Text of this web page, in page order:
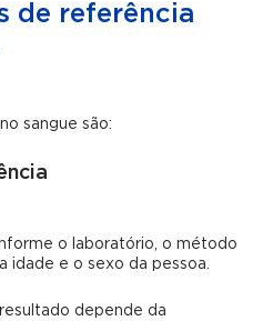
de referência
sangue são:
o laboratório, o método
idade e o sexo da pessoa.
depende da